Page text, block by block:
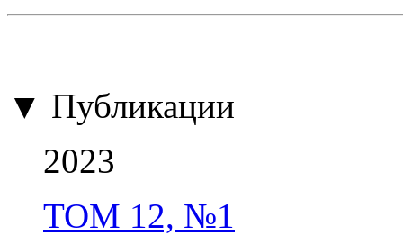
▼ Публикации
2023
ТОМ 12, №1